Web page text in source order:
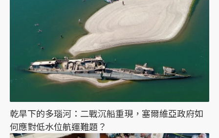
乾旱下的多瑙河：二戰沉船重現，塞爾維亞政府如
何應對低水位航運難題？